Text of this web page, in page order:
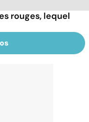
rouges, lequel